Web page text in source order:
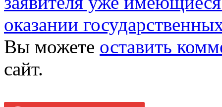
оказании
Вы можете оставить
сайт.